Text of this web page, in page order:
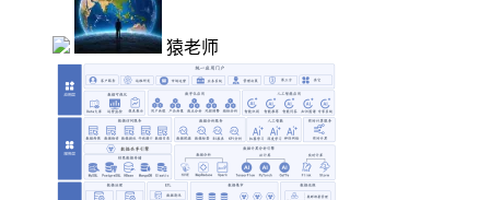
猿老师